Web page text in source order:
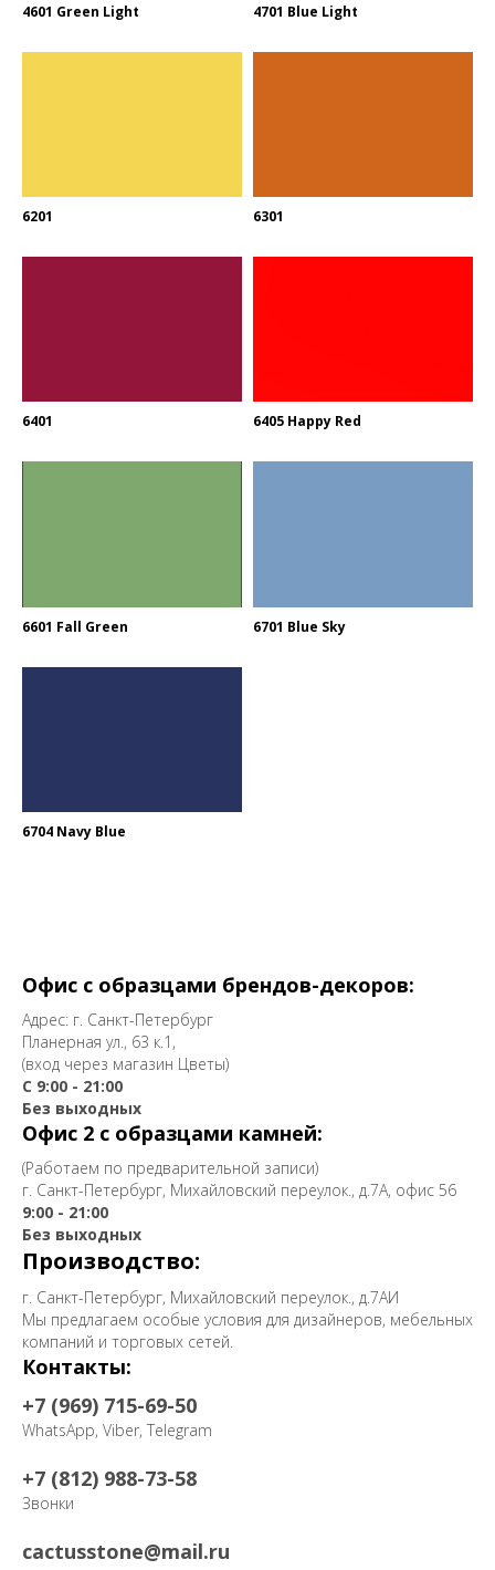
4601 Green Light 4701 Blue Light
6201 6301
6401 6405 Happy Red
6601 Fall Green 6701 Blue Sky
6704 Navy Blue
Офис с образцами брендов-декоров:
Адрес: г. Санкт-Петербург
Планерная ул., 63 к.1,
(вход через магазин Цветы)
С 9:00 - 21:00
Без выходных
Офис 2 с образцами камней:
(Работаем по предварительной записи)
г. Санкт-Петербург, Михайловский переулок., д.7А, офис 56
9:00 - 21:00
Без выходных
Производство:
г. Санкт-Петербург, Михайловский переулок., д.7АИ
Мы предлагаем особые условия для дизайнеров, мебельных
компаний и торговых сетей.
Контакты:
+7 (969) 715-69-50
WhatsApp, Viber, Telegram
+7 (812) 988-73-58
Звонки
cactusstone@mail.ru